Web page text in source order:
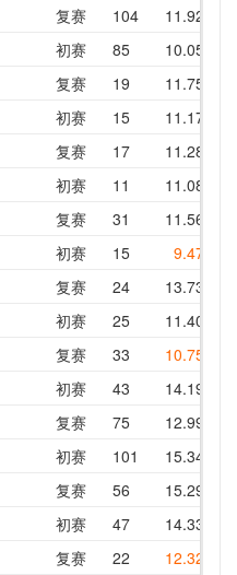
复赛 104 11.92
初赛
85 10.05
复赛 19 11.75
初赛
15 11.17
复赛 17 11.28
初赛
11 11.08
复赛 31 11.56
初赛
15 9.47
复赛 24 13.73
初赛
25 11.40
复赛 33 10.75
初赛
43 14.19
复赛 75 12.99
初赛
101 15.34
复赛 56 15.29
初赛
47 14.33
复赛 22 12.32